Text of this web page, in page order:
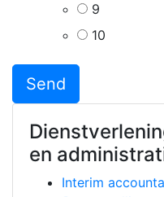
9
10
en
Interim